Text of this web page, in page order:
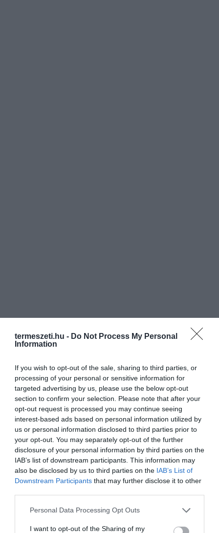
termeszeti.hu - Do Not Process My Personal
Information
If you wish to opt-out of the sale, sharing to third parties, or
processing of your personal or sensitive information for
targeted advertising by us, please use the below opt-out
section to confirm your selection. Please note that after your
opt-out request is processed you may continue seeing
interest-based ads based on personal information utilized by
us or personal information disclosed to third parties prior to
your opt-out. You may separately opt-out of the further
disclosure of your personal information by third parties on the
IAB’s list of downstream participants. This information may
also be disclosed by us to third parties on the IAB’s List of
Downstream Participants that may further disclose it to other
Please note that this website/app uses one or more Google
not limited to your visit or usage behaviour. You may click to
Personal Data Processing Opt Outs
I want to opt-out of the Sharing of my